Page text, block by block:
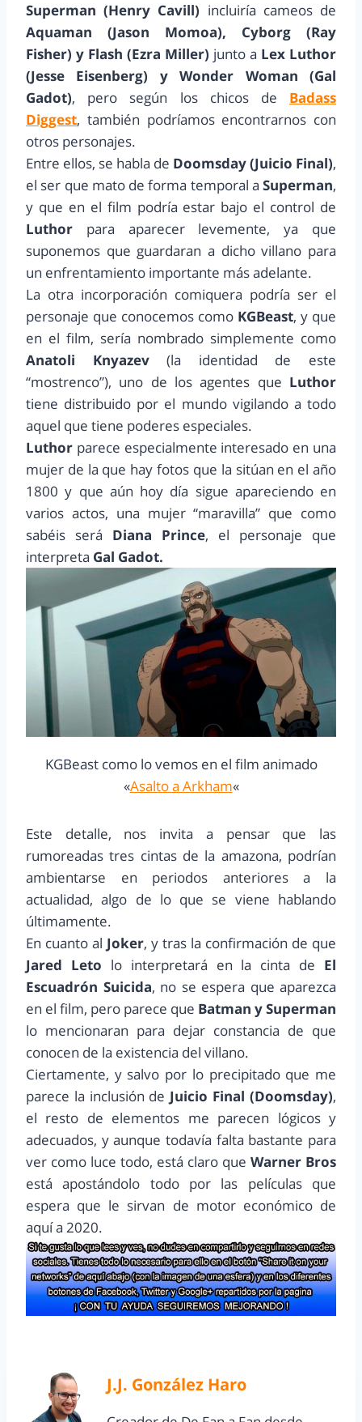
Superman (Henry Cavill) incluiría cameos de
Aquaman (Jason Momoa), Cyborg (Ray
Fisher) y Flash (Ezra Miller) junto a Lex Luthor
(Jesse Eisenberg) y Wonder Woman (Gal
Gadot), pero según los chicos de Badass
Diggest, también podríamos encontrarnos con
otros personajes.
Entre ellos, se habla de Doomsday (Juicio Final),
el ser que mato de forma temporal a Superman,
y que en el film podría estar bajo el control de
Luthor para aparecer levemente, ya que
suponemos que guardaran a dicho villano para
un enfrentamiento importante más adelante.
La otra incorporación comiquera podría ser el
personaje que conocemos como KGBeast, y que
en el film, sería nombrado simplemente como
Anatoli Knyazev(la identidad de este
“mostrenco”), uno de los agentes que Luthor
tiene distribuido por el mundo vigilando a todo
aquel que tiene poderes especiales.
Luthor parece especialmente interesado en una
mujer de la que hay fotos que la sitúan en el año
1800 y que aún hoy día sigue apareciendo en
varios actos, una mujer “maravilla” que como
sabéis será Diana Prince, el personaje que
interpreta Gal Gadot.
KGBeast como lo vemos en el film animado
«Asalto a Arkham«
Este detalle, nos invita a pensar que las
rumoreadas tres cintas de la amazona, podrían
ambientarse en periodos anteriores a la
actualidad, algo de lo que se viene hablando
últimamente.
En cuanto al Joker, y tras la confirmación de que
Jared Leto lo interpretará en la cinta de El
Escuadrón Suicida, no se espera que aparezca
en el film, pero parece que Batman y Superman
lo mencionaran para dejar constancia de que
conocen de la existencia del villano.
Ciertamente, y salvo por lo precipitado que me
parece la inclusión de Juicio Final (Doomsday),
el resto de elementos me parecen lógicos y
adecuados, y aunque todavía falta bastante para
ver como luce todo, está claro que Warner Bros
está apostándolo todo por las películas que
espera que le sirvan de motor económico de
aquí a 2020.
J.J. González Haro